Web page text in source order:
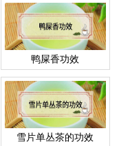
鸭屎香功效
雪片单丛茶的功效